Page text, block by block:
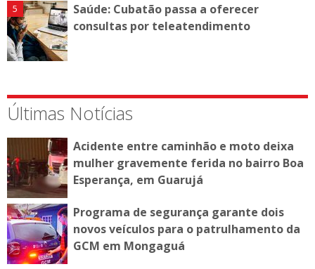
Saúde: Cubatão passa a oferecer
consultas por teleatendimento
Últimas Notícias
Acidente entre caminhão e moto deixa
mulher gravemente ferida no bairro Boa
Esperança, em Guarujá
Programa de segurança garante dois
novos veículos para o patrulhamento da
GCM em Mongaguá